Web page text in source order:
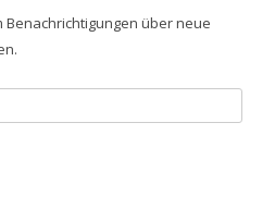
Benachrichtigungen über neue